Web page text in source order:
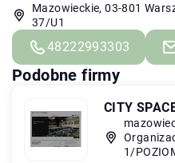
Mazowieckie, 03-801
37/U1
48222993303
Podobne firmy
CITY
1/